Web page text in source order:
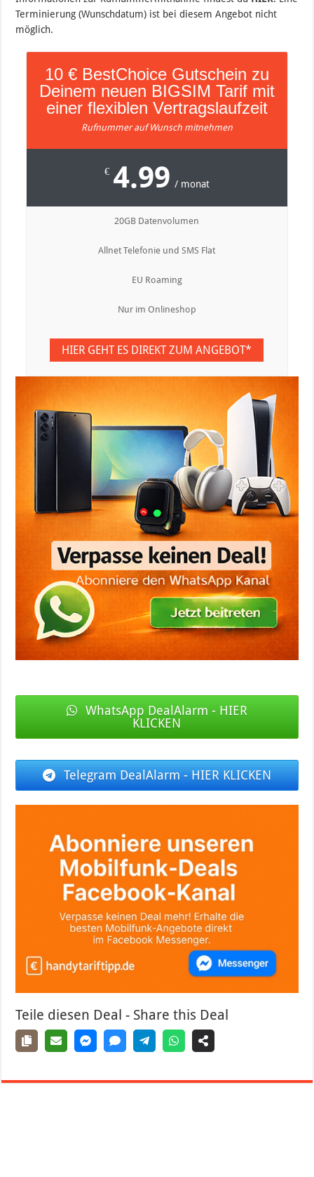
Terminierung (Wunschdatum) ist bei diesem Angebot nicht
möglich.
10 € BestChoice Gutschein zu
Deinem neuen BIGSIM Tarif mit
einer flexiblen Vertragslaufzeit
Rufnummer auf Wunsch mitnehmen
€ 4.99 / monat
20GB Datenvolumen
Allnet Telefonie und SMS Flat
EU Roaming
Nur im Onlineshop
HIER GEHT ES DIREKT ZUM ANGEBOT*
WhatsApp DealAlarm - HIER
KLICKEN
Telegram DealAlarm - HIER KLICKEN
Teile diesen Deal - Share this Deal